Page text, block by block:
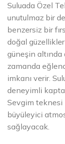
Suluada Özel
unutulmaz bir
benzersiz bir
doğal
güneşin altında
zamanda
imkanı verir.
deneyimli
Sevgim teknesi
büyüleyici
sağlayacak.